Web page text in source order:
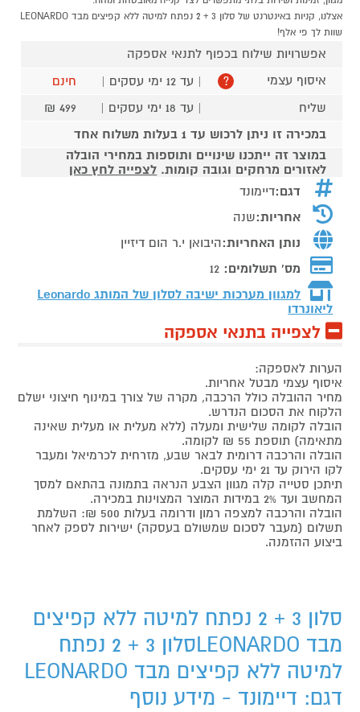
אצלנו, קניות באינטרנט של סלון 3 + 2 נפתח למיטה ללא קפיצים מבד LEONARDO
שוות לך פי אלף!
אפשרויות שילוח בכפוף לתנאי אספקה
איסוף עצמי
? | עד 12 ימי עסקים |
חינם
שליח
| עד 18 ימי עסקים |
499 ₪
במכירה זו ניתן לרכוש עד 1 בעלות משלוח אחד
במוצר זה ייתכנו שינויים ותוספות במחירי הובלה
לאזורים מרחקים וגובה קומות. לצפייה לחץ כאן
דגם:דיימונד
אחריות:שנה
נותן האחריות:היבואן י.ר הום דיזיין
מס' תשלומים: 12
למגוון מערכות ישיבה לסלון של המותג Leonardo
ליאונרדו
לצפייה בתנאי אספקה
הערות לאספקה:
איסוף עצמי מבטל אחריות.
מחיר ההובלה כולל הרכבה, מקרה של צורך במינוף חיצוני ישלם
הלקוח את הסכום הנדרש.
הובלה לקומה שלישית ומעלה (ללא מעלית או מעלית שאינה
מתאימה) תוספת 55 ₪ לקומה.
הובלה והרכבה דרומית לבאר שבע, מזרחית לכרמיאל ומעבר
לקו הירוק עד 21 ימי עסקים.
תיתכן סטייה קלה מגוון הצבע הנראה בתמונה בהתאם למסך
המחשב ועד 2% במידות המוצר המצוינות במכירה.
הובלה והרכבה למצפה רמון ודרומה בעלות 500 ₪: השלמת
תשלום (מעבר לסכום שמשולם בעסקה) ישירות לספק לאחר
ביצוע ההזמנה.
סלון 3 + 2 נפתח למיטה ללא קפיצים
מבד LEONARDOסלון 3 + 2 נפתח
למיטה ללא קפיצים מבד LEONARDO
דגם: דיימונד - מידע נוסף